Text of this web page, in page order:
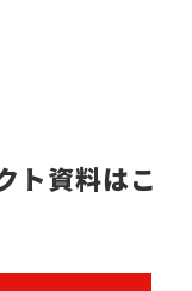
ト資料はこ